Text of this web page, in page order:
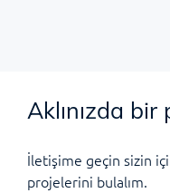
Aklınızda
İletişime geçin sizin
projelerini bulalım.